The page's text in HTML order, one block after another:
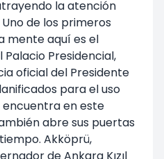
la atención
de los primeros
mente aquí es el
Palacio Presidencial,
oficial del Presidente
para el uso
encuentra en este
abre sus puertas
Akköprü,
de Ankara Kızıl